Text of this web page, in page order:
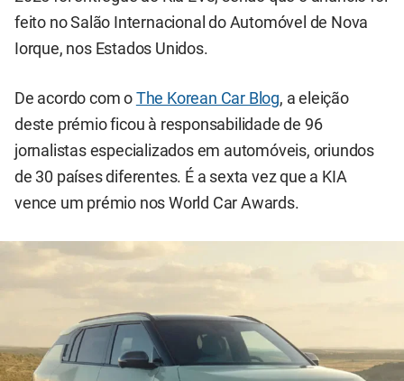
feito no Salão Internacional do Automóvel de Nova
Iorque, nos Estados Unidos.
De acordo com o The Korean Car Blog, a eleição
deste prémio ficou à responsabilidade de 96
jornalistas especializados em automóveis, oriundos
de 30 países diferentes. É a sexta vez que a KIA
vence um prémio nos World Car Awards.